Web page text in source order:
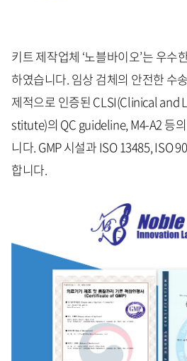
키트 제작업체 ‘노블바이오’는 우수
하였습니다. 임상 검체의 안전한 수
제적으로 인증된 CLSI(Clinical
stitute)의 QC guideline, M4-A2 등
니다. GMP 시설과 ISO 13485, ISO
합니다.